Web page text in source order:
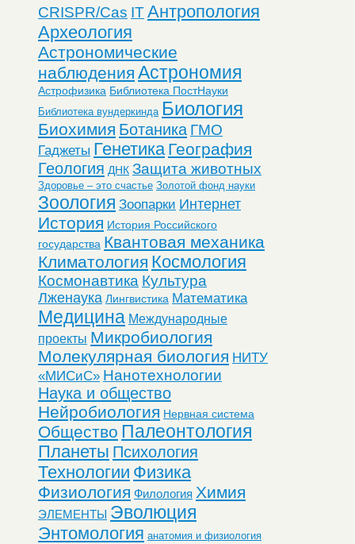
CRISPR/Cas ITАнтропология
Археология
Астрономические
наблюдения Астрономия
Астрофизика Библиотека ПостНауки
Библиотека вундеркинда Биология
Биохимия Ботаника ГМО
Гаджеты Генетика География
Геология ДНК Защита животных
Здоровье – это счастье Золотой фонд науки
Зоология Зоопарки Интернет
История История Российского
государства Квантовая механика
Климатология Космология
Космонавтика Культура
Лженаука Лингвистика Математика
Медицина Международные
проекты Микробиология
Молекулярная биология НИТУ
«МИСиС» Нанотехнологии
Наука и общество
Нейробиология Нервная система
Общество Палеонтология
Планеты Психология
Технологии Физика
Физиология Филология Химия
ЭЛЕМЕНТЫ Эволюция
Энтомология анатомия и физиология